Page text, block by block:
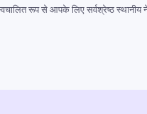
रूप से आपके लिए सर्वश्रेष्ठ